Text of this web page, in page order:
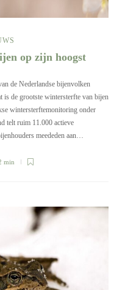
op zijn hoogst
de Nederlandse bijenvolken
is de grootste wintersterfte van bijen
wintersterftemonitoring onder
telt ruim 11.000 actieve
meededen aan…
min